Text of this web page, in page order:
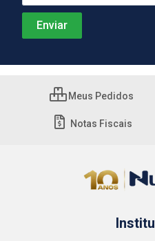
Meus Pedidos
Notas Fiscais